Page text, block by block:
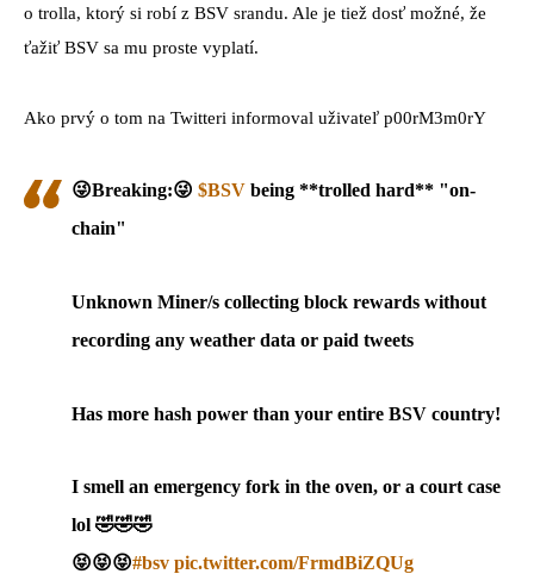
o trolla, ktorý si robí z BSV srandu. Ale je tiež dosť možné, že
ťažiť BSV sa mu proste vyplatí.
Ako prvý o tom na Twitteri informoval uživateľ p00rM3m0rY
😜Breaking:😜 $BSV being **trolled hard** "on-
chain"
Unknown Miner/s collecting block rewards without
recording any weather data or paid tweets
Has more hash power than your entire BSV country!
I smell an emergency fork in the oven, or a court case
lol 🤣🤣🤣
😝😝😝#bsv pic.twitter.com/FrmdBiZQUg